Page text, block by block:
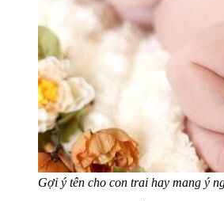
Gợi ý tên cho con trai hay mang ý